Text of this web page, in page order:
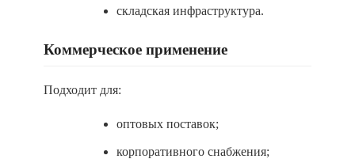
складская инфраструктура.
Коммерческое применение
Подходит для:
оптовых поставок;
корпоративного снабжения;